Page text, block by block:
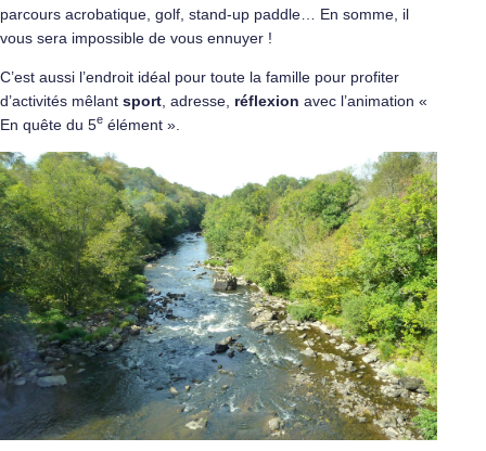
parcours acrobatique, golf, stand-up paddle… En somme, il
vous sera impossible de vous ennuyer !
C’est aussi l’endroit idéal pour toute la famille pour profiter
d’activités mêlant sport , adresse, réflexion avec l’animation «
En quête du 5e élément ».